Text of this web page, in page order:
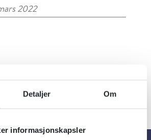
Detaljer Om
informasjonskapsler
2022